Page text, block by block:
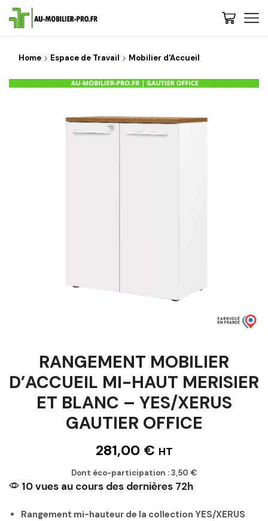
Home Espace de Travail Mobilier d'Accueil
RANGEMENT MOBILIER
D’ACCUEIL MI-HAUT MERISIER
ET BLANC – YES/XERUS
GAUTIER OFFICE
281,00 € HT
Dont éco-participation :3,50 €
10 vues au cours des dernières 72h
Rangement mi-hauteur de la collection YES/XERUS